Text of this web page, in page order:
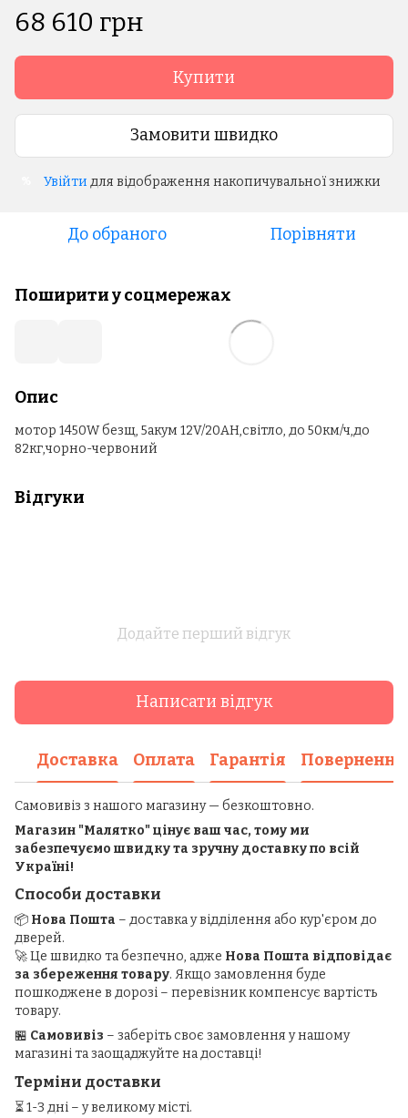
68 610 грн
Купити
Замовити швидко
Увійти для відображення накопичувальної знижки
До обраного Порівняти
Поширити у соцмережах
Опис
мотор 1450W безщ, 5акум 12V/20AH,світло, до 50км/ч,до
82кг,чорно-червоний
Відгуки
Додайте перший відгук
Написати відгук
Доставка Оплата Гарантія Повернення
Самовивіз з нашого магазину — безкоштовно.
Магазин "Малятко" цінує ваш час, тому ми
забезпечуємо швидку та зручну доставку по всій
Україні!
Способи доставки
📦 Нова Пошта – доставка у відділення або кур'єром до
дверей.
🚀 Це швидко та безпечно, адже Нова Пошта відповідає
за збереження товару. Якщо замовлення буде
пошкоджене в дорозі – перевізник компенсує вартість
товару.
🏪 Самовивіз – заберіть своє замовлення у нашому
магазині та заощаджуйте на доставці!
Терміни доставки
⏳ 1-3 дні – у великому місті.